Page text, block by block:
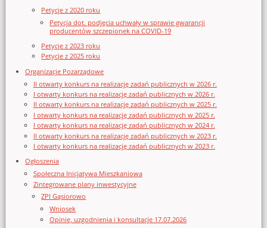
Petycje z 2020 roku
Petycja dot. podjęcia uchwały w sprawie gwarancji
producentów szczepionek na COVID-19
Petycje z 2023 roku
Petycje z 2025 roku
Organizacje Pozarządowe
II otwarty konkurs na realizację zadań publicznych w 2026 r.
I otwarty konkurs na realizację zadań publicznych w 2026 r.
II otwarty konkurs na realizację zadań publicznych w 2025 r.
I otwarty konkurs na realizację zadań publicznych w 2025 r.
I otwarty konkurs na realizację zadań publicznych w 2024 r.
II otwarty konkurs na realizację zadań publicznych w 2023 r.
I otwarty konkurs na realizację zadań publicznych w 2023 r.
Ogłoszenia
Społeczna Inicjatywa Mieszkaniowa
Zintegrowane plany inwestycyjne
ZPI Gąsiorowo
Wniosek
Opinie, uzgodnienia i konsultacje 17.07.2026